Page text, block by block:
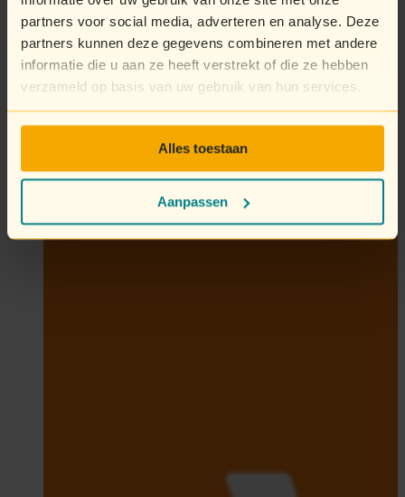
partners voor social media, adverteren en analyse. Deze
partners kunnen deze gegevens combineren met andere
informatie die u aan ze heeft verstrekt of die ze hebben
verzameld op basis van uw gebruik van hun services.
Alles toestaan
Aanpassen